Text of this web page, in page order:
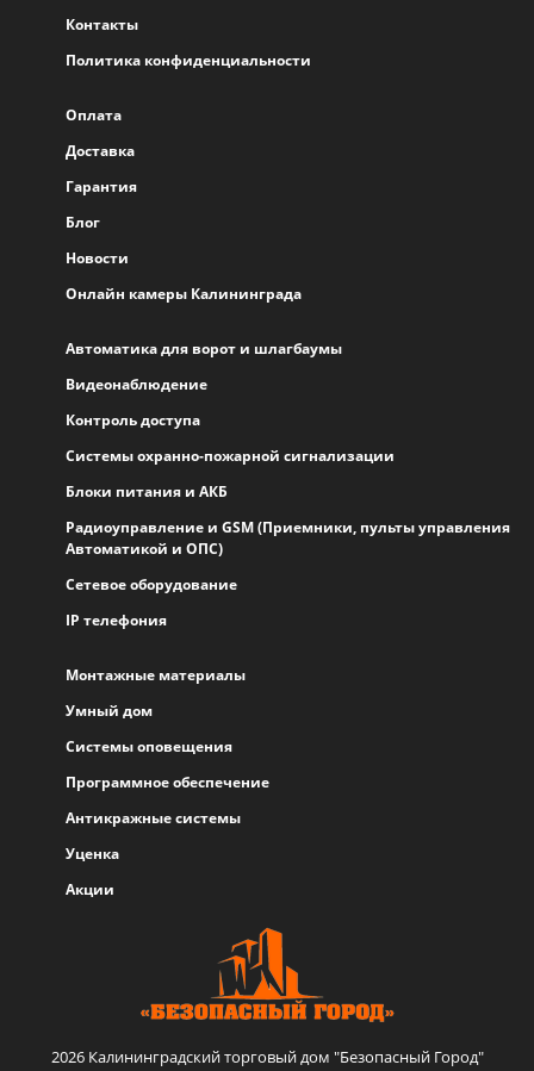
Контакты
Политика конфиденциальности
Оплата
Доставка
Гарантия
Блог
Новости
Онлайн камеры Калининграда
Автоматика для ворот и шлагбаумы
Видеонаблюдение
Контроль доступа
Системы охранно-пожарной сигнализации
Блоки питания и АКБ
Радиоуправление и GSM (Приемники, пульты управления
Автоматикой и ОПС)
Сетевое оборудование
IP телефония
Монтажные материалы
Умный дом
Системы оповещения
Программное обеспечение
Антикражные системы
Уценка
Акции
2026 Калининградский торговый дом "Безопасный Город"